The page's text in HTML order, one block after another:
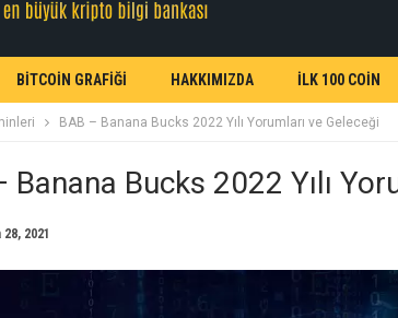
BİTCOİN GRAFİĞİ HAKKIMIZDA İLK 100 COİN
BAB – Banana Bucks 2022 Yılı Yorumları ve Geleceği
Banana Bucks 2022 Yılı
2021